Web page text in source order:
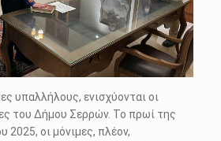
υπαλλήλους, ενισχύονται οι
του Δήμου Σερρών. Το πρωί της
2025, οι μόνιμες, πλέον,